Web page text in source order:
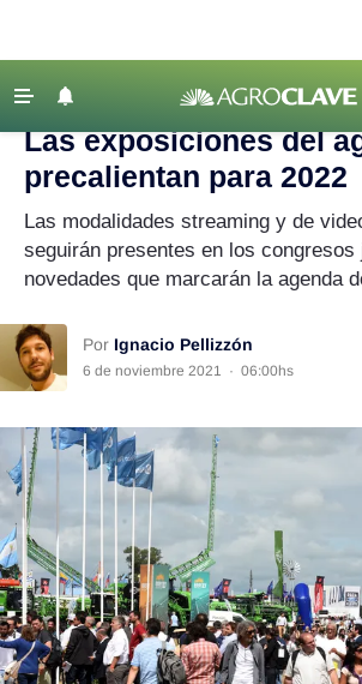
Agricultura
Lechería
Tecnología
Maquinaria agrícola
Agenda
Clima
Agronegocios
Mercados
Seguinos
‹ VOLVER
Agroclave congresos
Las exposiciones del
precalientan para 2022
Las modalidades streaming y de
seguirán presentes en los congresos
novedades que marcarán la agenda
Por Ignacio Pellizzón
6 de noviembre 2021 · 06:00hs